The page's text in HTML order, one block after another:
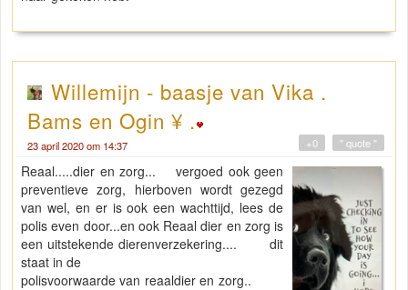
Willemijn - baasje van Vika .
Bams en Ogin ¥ .
23 april 2020 om 14:37 " quote "
+0
Reaal.....dier en zorg... vergoed ook geen
preventieve zorg, hierboven wordt gezegd
van wel, en er is ook een wachttijd, lees de
polis even door...en ook Reaal dier en zorg is
een uitstekende dierenverzekering.... dit
staat in de
polisvoorwaarde van reaaldier en zorg..